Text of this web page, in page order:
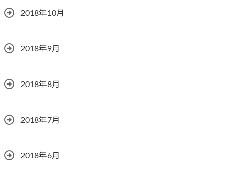
2018年10月
2018年9月
2018年8月
2018年7月
2018年6月